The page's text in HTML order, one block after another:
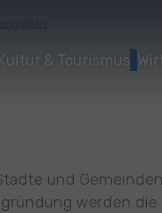
& Tourismus
und
werden die